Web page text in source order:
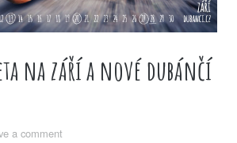
na září a nové dubánčí
a comment